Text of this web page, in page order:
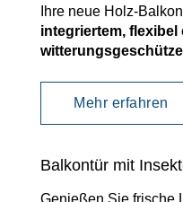
Ihre neue Holz-
integriertem, flexibel
Mehr erfahren
Balkontür mit
Genießen Sie frische